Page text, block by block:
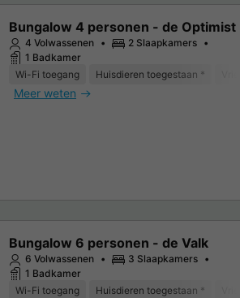
Bungalow 4 personen - de Optimist
4 Volwassenen
2 Slaapkamers
1 Badkamer
Wi-Fi toegang
Huisdieren toegestaan *
Meer weten
Bungalow 6 personen - de Valk
6 Volwassenen
3 Slaapkamers
1 Badkamer
Wi-Fi toegang
Huisdieren toegestaan *